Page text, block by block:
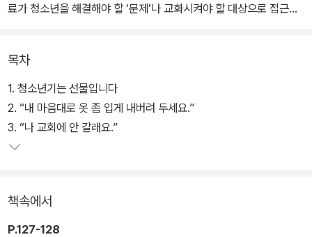
료가 청소년을 해결해야 할 ‘문제’나 교화시켜야 할 대상으로 접근한
그러나 유진 피터슨은 인생의 중년에 접어들면서 생기를 잃고 진부해
져 가는 부모 세대가 청소년 세대와 함께 성장을 공유하고 나눔으로
써 함께 성장하는 기쁨을 누려야 한다고 말한다. ‘십대 청소년과 함께
하는 성장’이라는 일관된 관점으로 펼쳐 나가는 저자의 영성 깊은 통
찰력과 문체에 매료될 것이다. 게다가 ‘부모 모임’을 만들고 운영하는
목차
1. 청소년기는 선물입니다
2. “내 마음대로 옷 좀 입게 내버려 두세요.”
3. “나 교회에 안 갈래요.”
책속에서
P.127-128